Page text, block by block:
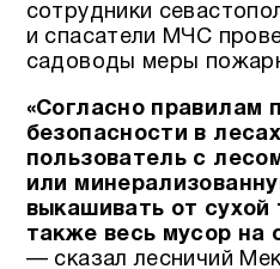
сотрудники
и спасатели МЧС
садоводы меры
«Согласно правилам
безопасности в
пользователь с
или
выкашивать от сухой
также весь мусор на
— сказал лесничий